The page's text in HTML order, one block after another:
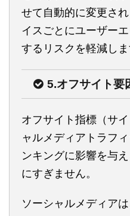
せて自動的に変更さ
イスごとにユーザー
するリスクを軽減しま
5.オフサイト要
オフサイト指標（サ
ャルメディアトラフ
ンキングに影響を与
にすぎません。
ソーシャルメディア